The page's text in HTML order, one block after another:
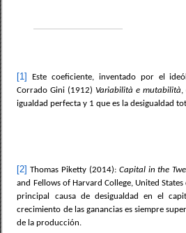
[1]
Este coeficiente, inventado por el
Corrado Gini (1912)Variabilità e mutabilità,
igualdad perfecta y 1 que es la desigualdad
[2] Thomas Piketty (2014): Capital in the
and Fellows of Harvard College, United
principal causa de desigualdad en el
crecimiento de las ganancias es siempre
de la producción.